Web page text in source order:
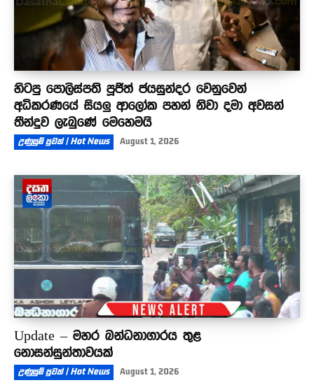
හිටපු පොලිස්පති පූජිත් ජයසුන්දර වෙනුවෙන්
අධිකරණයේ සියලු ආලෝක පහන් නිවා දමා අවසන්
තීන්දුව ලැබුණේ මෙහෙමයි
උණුසුම් පුවත් | Hot News August 1, 2026
Update – මහර බන්ධනාගාරය තුළ
නොසන්සුන්තාවයක්
උණුසුම් පුවත් | Hot News August 1, 2026